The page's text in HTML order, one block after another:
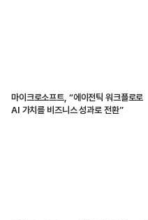
마이크로소프트, “에이전틱 워크플로로
AI 가치를 비즈니스 성과로 전환”